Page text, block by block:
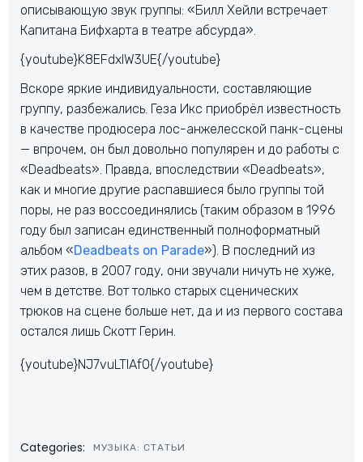
описывающую звук группы: «Билл Хейли встречает
Капитана Бифхарта в театре абсурда».
{youtube}K8EFdxIW3UE{/youtube}
Вскоре яркие индивидуальности, составляющие
группу, разбежались. Геза Икс приобрёл известность
в качестве продюсера лос-анжелесской панк-сцены
— впрочем, он был довольно популярен и до работы с
«Deadbeats». Правда, впоследствии «Deadbeats»,
как и многие другие распавшиеся было группы той
поры, не раз воссоединялись (таким образом в 1996
году был записан единственный полноформатный
альбом «Deadbeats on Parade»). В последний из
этих разов, в 2007 году, они звучали ничуть не хуже,
чем в детстве. Вот только старых сценических
трюков на сцене больше нет, да и из первого состава
остался лишь Скотт Герин.
{youtube}NJ7vuLTIAf0{/youtube}
Categories: МУЗЫКА: СТАТЬИ